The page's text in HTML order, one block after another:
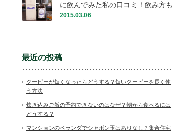
に飲んでみた私の口コミ！飲み方も
2015.03.06
最近の投稿
クーピーが短くなったらどうする？短いクーピーを長く使
う方法
炊き込みご飯の予約できないのはなぜ？朝から食べるには
どうする？
マンションのベランダでシャボン玉はありなし？集合住宅